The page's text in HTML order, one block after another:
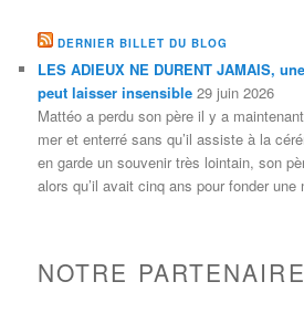
DERNIER BILLET DU BLOG
LES ADIEUX NE DURENT JAMAIS,
peut laisser insensible 29 juin 2026
Mattéo a perdu son père il y a
mer et enterré sans qu’il assiste à la
en garde un souvenir très lointain, son
alors qu’il avait cinq ans pour fonder
NOTRE PARTENAIRE